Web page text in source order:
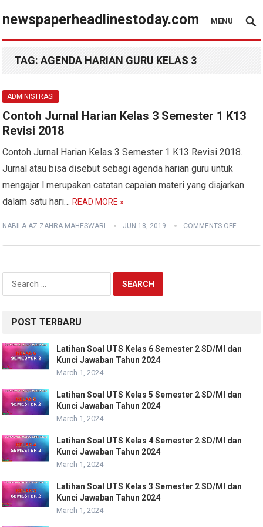
newspaperheadlinestoday.com MENU
TAG:AGENDA HARIAN GURU KELAS 3
ADMINISTRASI
Contoh Jurnal Harian Kelas 3 Semester 1 K13
Revisi 2018
Contoh Jurnal Harian Kelas 3 Semester 1 K13 Revisi 2018.
Jurnal atau bisa disebut sebagi agenda harian guru untuk
mengajar l merupakan catatan capaian materi yang diajarkan
dalam satu hari…READ MORE »
NABILA AZ-ZAHRA MAHESWARI JUN 18, 2019 COMMENTS OFF
Search
for:
POST TERBARU
Latihan Soal UTS Kelas 6 Semester 2 SD/MI dan
Kunci Jawaban Tahun 2024
March 1, 2024
Latihan Soal UTS Kelas 5 Semester 2 SD/MI dan
Kunci Jawaban Tahun 2024
March 1, 2024
Latihan Soal UTS Kelas 4 Semester 2 SD/MI dan
Kunci Jawaban Tahun 2024
March 1, 2024
Latihan Soal UTS Kelas 3 Semester 2 SD/MI dan
Kunci Jawaban Tahun 2024
March 1, 2024